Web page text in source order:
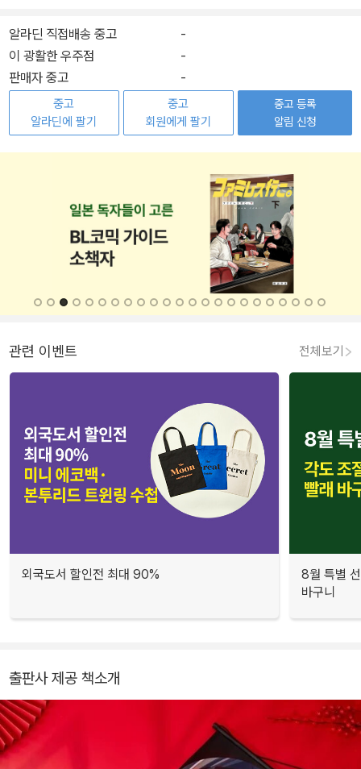
알라딘 직접배송 중고
-
이 광활한 우주점
-
판매자 중고
-
중고
알라딘에 팔기
중고
회원에게 팔기
중고 등록
알림 신청
관련 이벤트 전체보기
외국도서 할인전 최대 90%
8월 특별
바구니
출판사 제공 책소개